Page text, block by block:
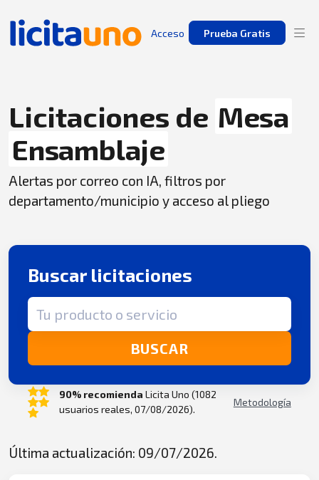
Acceso Prueba Gratis
Licitaciones de Mesa
Ensamblaje
Alertas por correo con IA, filtros por
departamento/municipio y acceso al pliego
Buscar licitaciones
Término de búsqueda
BUSCAR
90% recomienda Licita Uno (1082
usuarios reales, 07/08/2026).
Metodología
Última actualización: 09/07/2026.